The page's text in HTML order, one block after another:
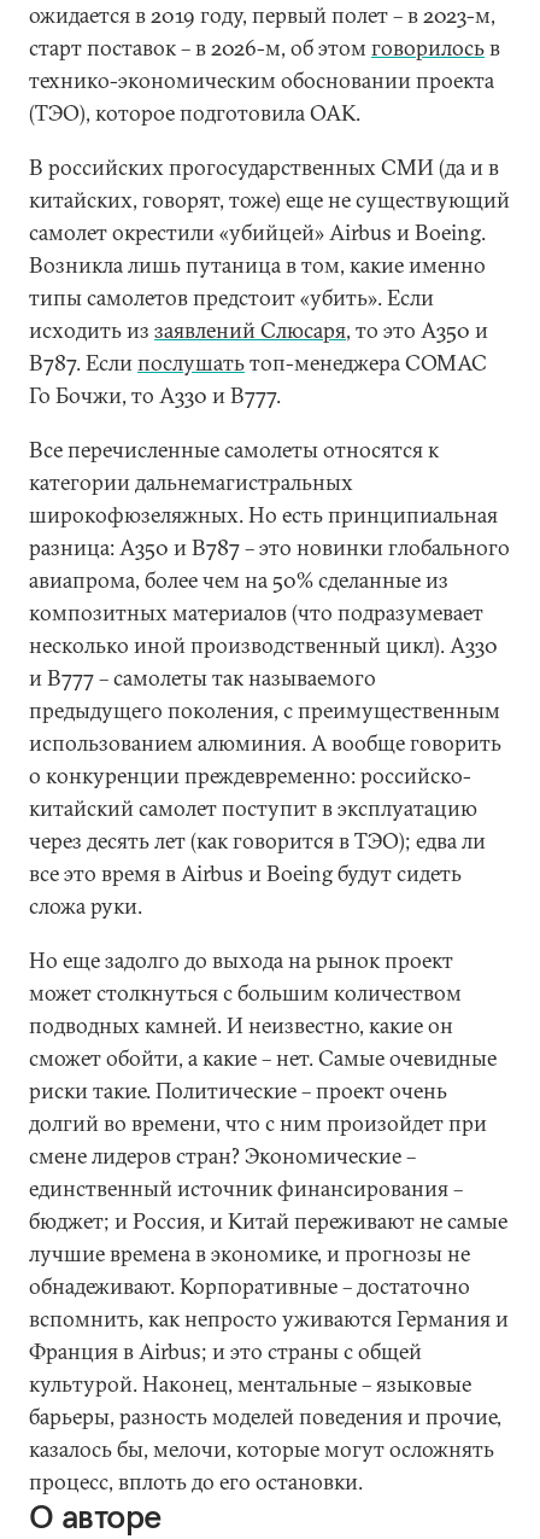
ожидается в 2019 году, первый полет – в 2023-м,
старт поставок – в 2026-м, об этом говорилосьв
технико-экономическим обосновании проекта
(ТЭО), которое подготовила ОАК.
В российских прогосударственных СМИ (да и в
китайских, говорят, тоже) еще не существующий
самолет окрестили «убийцей» Airbus и Boeing.
Возникла лишь путаница в том, какие именно
типы самолетов предстоит «убить». Если
исходить из заявлений Слюсаря, то это A350 и
B787. Еслипослушатьтоп-менеджера COMAC
Го Бочжи, то А330 и В777.
Все перечисленные самолеты относятся к
категории дальнемагистральных
широкофюзеляжных. Но есть принципиальная
разница: А350 и В787 – это новинки глобального
авиапрома, более чем на 50% сделанные из
композитных материалов (что подразумевает
несколько иной производственный цикл). А330
и В777 – самолеты так называемого
предыдущего поколения, с преимущественным
использованием алюминия. А вообще говорить
о конкуренции преждевременно: российско-
китайский самолет поступит в эксплуатацию
через десять лет (как говорится в ТЭО); едва ли
все это время в Airbus и Boeing будут сидеть
сложа руки.
Но еще задолго до выхода на рынок проект
может столкнуться с большим количеством
подводных камней. И неизвестно, какие он
сможет обойти, а какие – нет. Самые очевидные
риски такие. Политические – проект очень
долгий во времени, что с ним произойдет при
смене лидеров стран? Экономические –
единственный источник финансирования –
бюджет; и Россия, и Китай переживают не самые
лучшие времена в экономике, и прогнозы не
обнадеживают. Корпоративные – достаточно
вспомнить, как непросто уживаются Германия и
Франция в Airbus; и это страны с общей
культурой. Наконец, ментальные – языковые
барьеры, разность моделей поведения и прочие,
казалось бы, мелочи, которые могут осложнять
процесс, вплоть до его остановки.
О авторе